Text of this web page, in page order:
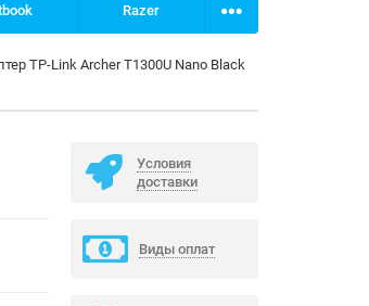
Razer
TP-Link Archer T1300U Nano Black
Условия
доставки
Виды оплат